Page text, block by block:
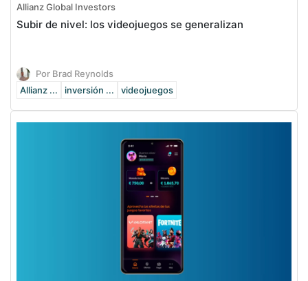
Allianz Global Investors
Subir de nivel: los videojuegos se generalizan
Por Brad Reynolds
Allianz ...
inversión ... videojuegos